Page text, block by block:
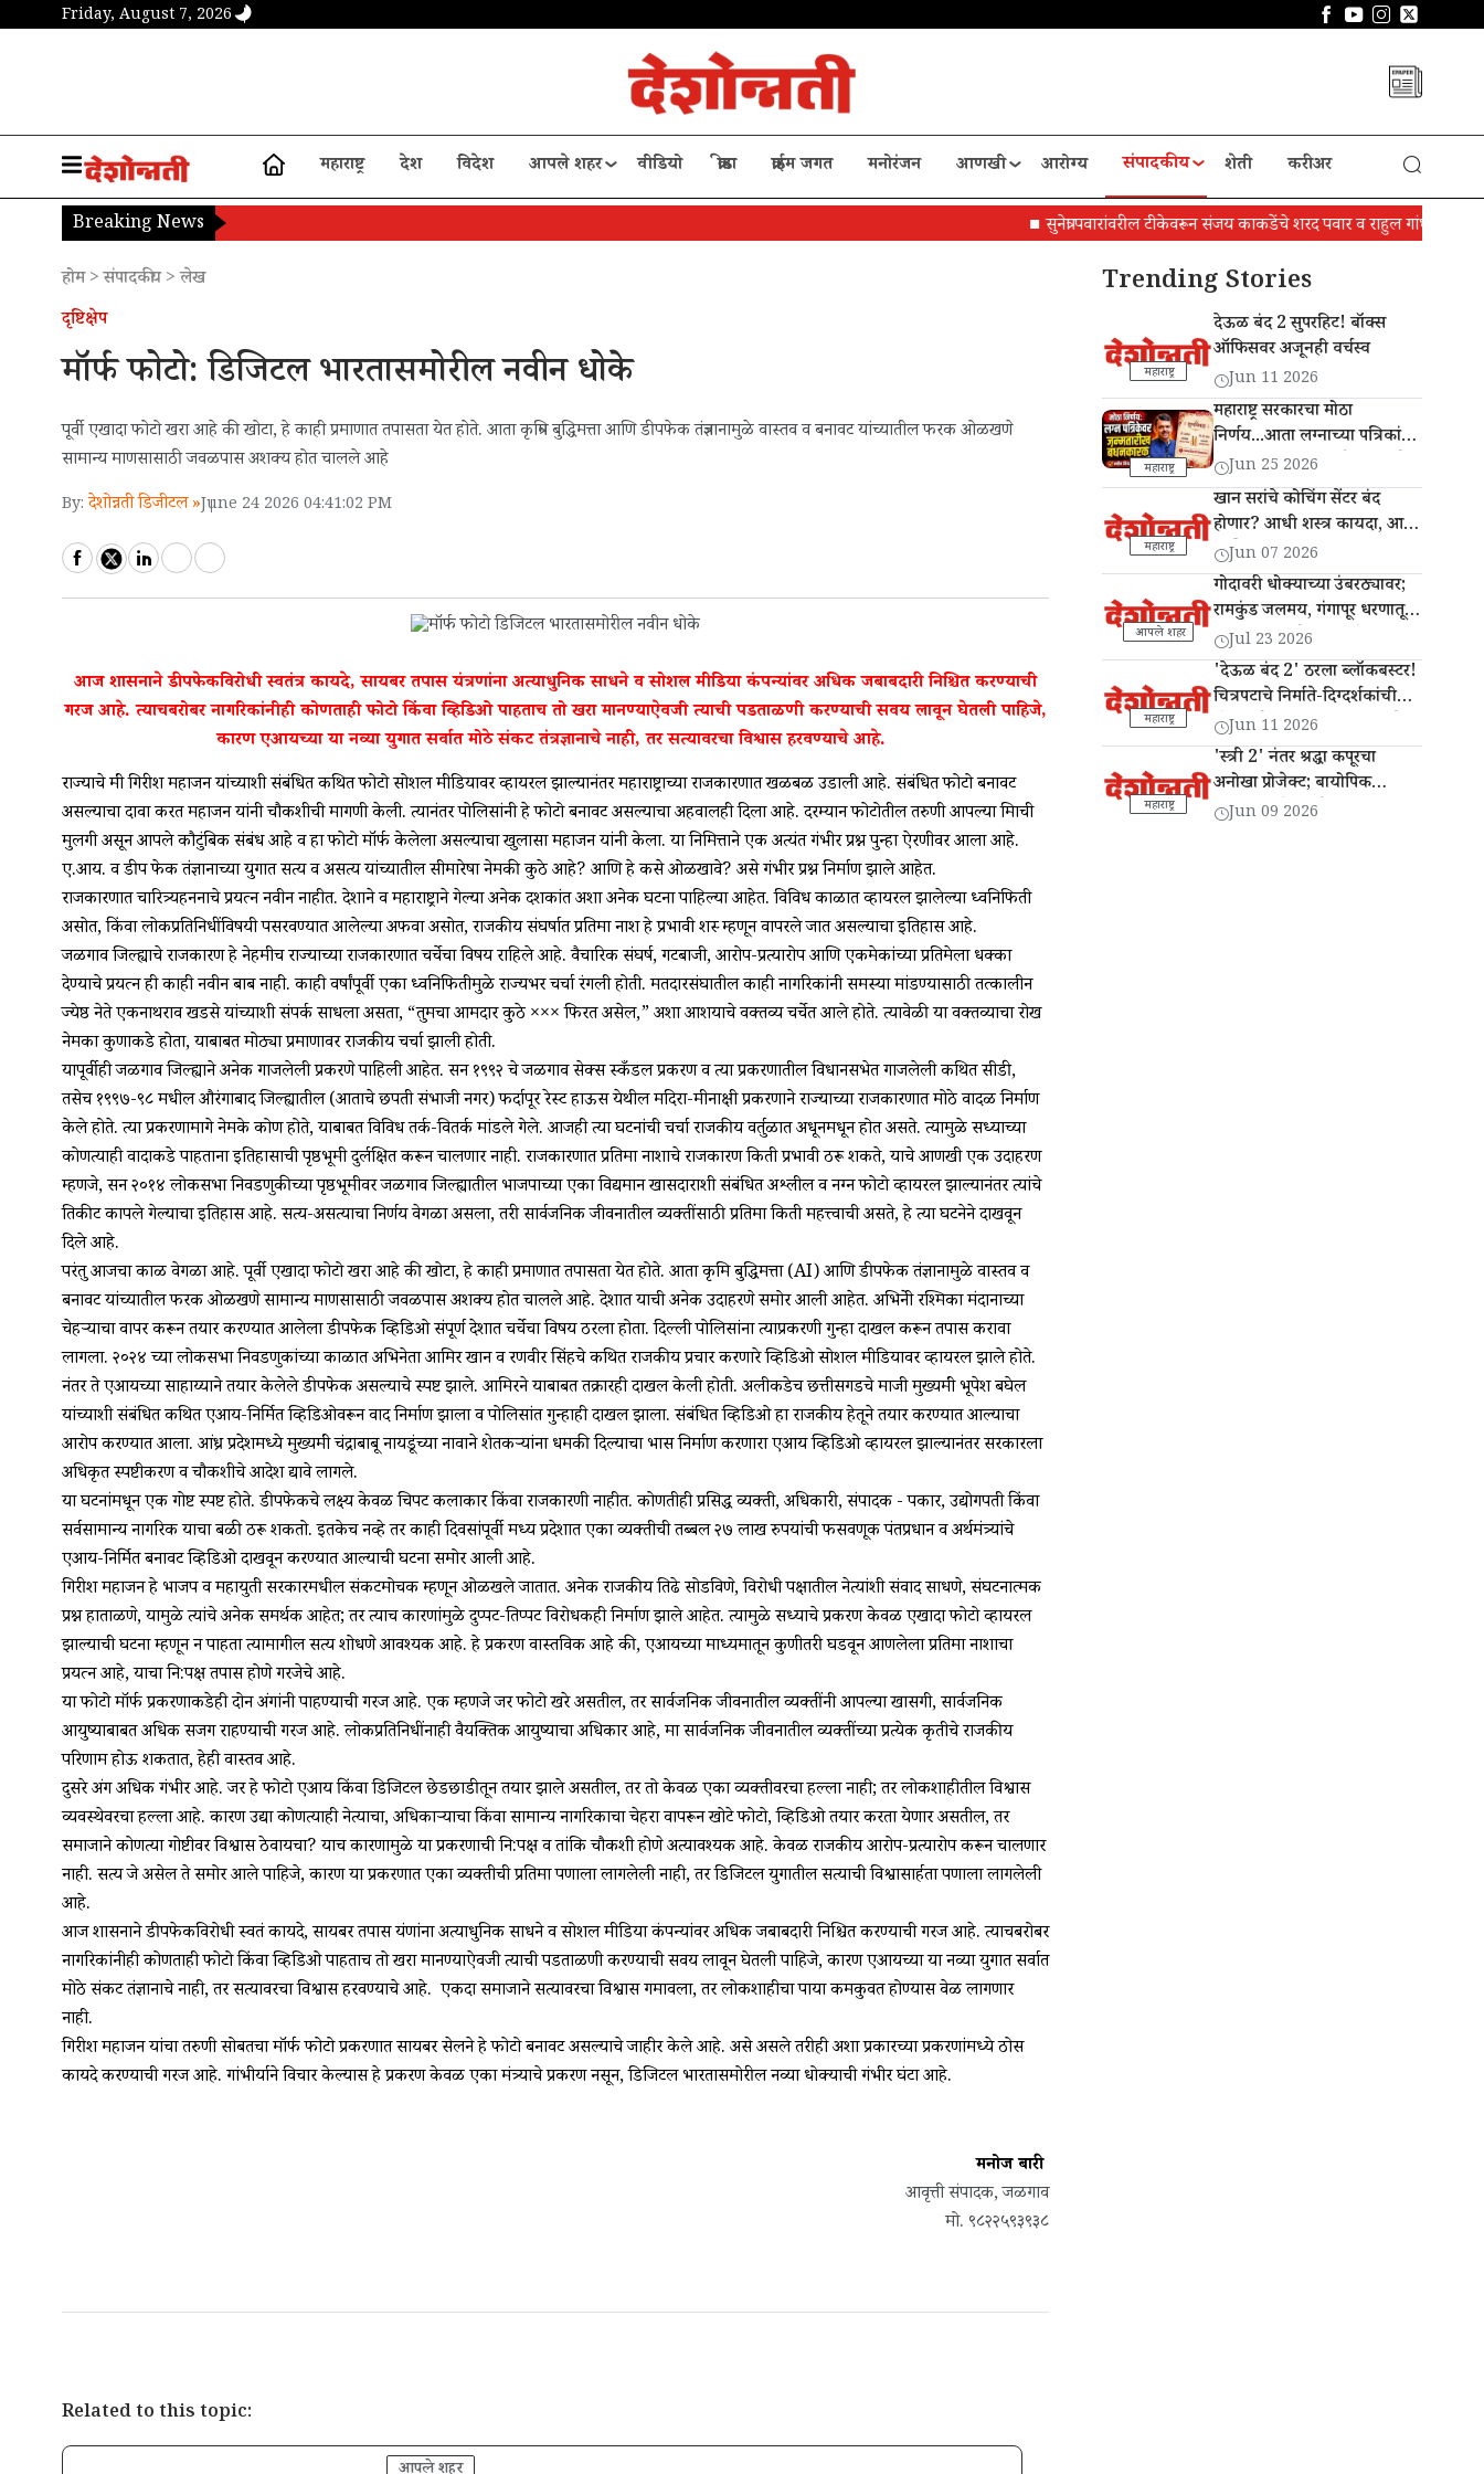
Friday, August 7, 2026
महाराष्ट्र देश विदेश आपले शहर वीडियो क्रीडा क्राईम जगत मनोरंजन आणखी आरोग्य संपादकीय शेती करीअर
Breaking News सुनेत्रा पवारांवरील टीकेवरून संजय काकडेंचे शरद पवार व राहुल गांधींना पत्र
होम>संपादकीय>लेख
दृष्टिक्षेप
मॉर्फ फोटो: डिजिटल भारतासमोरील नवीन धोके
पूर्वी एखादा फोटो खरा आहे की खोटा, हे काही प्रमाणात तपासता येत होते. आता कृत्रिम बुद्धिमत्ता आणि डीपफेक तंत्रज्ञानामुळे वास्तव व बनावट यांच्यातील फरक ओळखणे
सामान्य माणसासाठी जवळपास अशक्य होत चालले आहे
By: देशोन्नती डिजीटल »June 24 2026 04:41:02 PM
आज शासनाने डीपफेकविरोधी स्वतंत्र कायदे, सायबर तपास यंत्रणांना अत्याधुनिक साधने व सोशल मीडिया कंपन्यांवर अधिक जबाबदारी निश्चित करण्याची
गरज आहे. त्याचबरोबर नागरिकांनीही कोणताही फोटो किंवा व्हिडिओ पाहताच तो खरा मानण्याऐवजी त्याची पडताळणी करण्याची सवय लावून घेतली पाहिजे,
कारण एआयच्या या नव्या युगात सर्वात मोठे संकट तंत्रज्ञानाचे नाही, तर सत्यावरचा विश्वास हरवण्याचे आहे.
राज्याचे मंत्री गिरीश महाजन यांच्याशी संबंधित कथित फोटो सोशल मीडियावर व्हायरल झाल्यानंतर महाराष्ट्राच्या राजकारणात खळबळ उडाली आहे. संबंधित फोटो बनावट
असल्याचा दावा करत महाजन यांनी चौकशीची मागणी केली. त्यानंतर पोलिसांनी हे फोटो बनावट असल्याचा अहवालही दिला आहे. दरम्यान फोटोतील तरुणी आपल्या मित्राची
मुलगी असून आपले कौटुंबिक संबंध आहे व हा फोटो मॉर्फ केलेला असल्याचा खुलासा महाजन यांनी केला. या निमित्ताने एक अत्यंत गंभीर प्रश्न पुन्हा ऐरणीवर आला आहे.
ए.आय. व डीप फेक तंत्रज्ञानाच्या युगात सत्य व असत्य यांच्यातील सीमारेषा नेमकी कुठे आहे? आणि हे कसे ओळखावे? असे गंभीर प्रश्न निर्माण झाले आहेत.
राजकारणात चारित्र्यहननाचे प्रयत्न नवीन नाहीत. देशाने व महाराष्ट्राने गेल्या अनेक दशकांत अशा अनेक घटना पाहिल्या आहेत. विविध काळात व्हायरल झालेल्या ध्वनिफिती
असोत, किंवा लोकप्रतिनिधींविषयी पसरवण्यात आलेल्या अफवा असोत, राजकीय संघर्षात प्रतिमा नाश हे प्रभावी शस्त्र म्हणून वापरले जात असल्याचा इतिहास आहे.
जळगाव जिल्ह्याचे राजकारण हे नेहमीच राज्याच्या राजकारणात चर्चेचा विषय राहिले आहे. वैचारिक संघर्ष, गटबाजी, आरोप-प्रत्यारोप आणि एकमेकांच्या प्रतिमेला धक्का
देण्याचे प्रयत्न ही काही नवीन बाब नाही. काही वर्षांपूर्वी एका ध्वनिफितीमुळे राज्यभर चर्चा रंगली होती. मतदारसंघातील काही नागरिकांनी समस्या मांडण्यासाठी तत्कालीन
ज्येष्ठ नेते एकनाथराव खडसे यांच्याशी संपर्क साधला असता, “तुमचा आमदार कुठे ××× फिरत असेल,” अशा आशयाचे वक्तव्य चर्चेत आले होते. त्यावेळी या वक्तव्याचा रोख
नेमका कुणाकडे होता, याबाबत मोठ्या प्रमाणावर राजकीय चर्चा झाली होती.
यापूर्वीही जळगाव जिल्ह्याने अनेक गाजलेली प्रकरणे पाहिली आहेत. सन १९९२ चे जळगाव सेक्स स्कँडल प्रकरण व त्या प्रकरणातील विधानसभेत गाजलेली कथित सीडी,
तसेच १९९७-९८ मधील औरंगाबाद जिल्ह्यातील (आताचे छत्रपती संभाजी नगर) फर्दापूर रेस्ट हाऊस येथील मदिरा-मीनाक्षी प्रकरणाने राज्याच्या राजकारणात मोठे वादळ निर्माण
केले होते. त्या प्रकरणामागे नेमके कोण होते, याबाबत विविध तर्क-वितर्क मांडले गेले. आजही त्या घटनांची चर्चा राजकीय वर्तुळात अधूनमधून होत असते. त्यामुळे सध्याच्या
कोणत्याही वादाकडे पाहताना इतिहासाची पृष्ठभूमी दुर्लक्षित करून चालणार नाही. राजकारणात प्रतिमा नाशाचे राजकारण किती प्रभावी ठरू शकते, याचे आणखी एक उदाहरण
म्हणजे, सन २०१४ लोकसभा निवडणुकीच्या पृष्ठभूमीवर जळगाव जिल्ह्यातील भाजपाच्या एका विद्यमान खासदाराशी संबंधित अश्लील व नग्न फोटो व्हायरल झाल्यानंतर त्यांचे
तिकीट कापले गेल्याचा इतिहास आहे. सत्य-असत्याचा निर्णय वेगळा असला, तरी सार्वजनिक जीवनातील व्यक्तींसाठी प्रतिमा किती महत्त्वाची असते, हे त्या घटनेने दाखवून
दिले आहे.
परंतु आजचा काळ वेगळा आहे. पूर्वी एखादा फोटो खरा आहे की खोटा, हे काही प्रमाणात तपासता येत होते. आता कृत्रिम बुद्धिमत्ता (AI) आणि डीपफेक तंत्रज्ञानामुळे वास्तव व
बनावट यांच्यातील फरक ओळखणे सामान्य माणसासाठी जवळपास अशक्य होत चालले आहे. देशात याची अनेक उदाहरणे समोर आली आहेत. अभिनेत्री रश्मिका मंदानाच्या
चेहऱ्याचा वापर करून तयार करण्यात आलेला डीपफेक व्हिडिओ संपूर्ण देशात चर्चेचा विषय ठरला होता. दिल्ली पोलिसांना त्याप्रकरणी गुन्हा दाखल करून तपास करावा
लागला. २०२४ च्या लोकसभा निवडणुकांच्या काळात अभिनेता आमिर खान व रणवीर सिंहचे कथित राजकीय प्रचार करणारे व्हिडिओ सोशल मीडियावर व्हायरल झाले होते.
नंतर ते एआयच्या साहाय्याने तयार केलेले डीपफेक असल्याचे स्पष्ट झाले. आमिरने याबाबत तक्रारही दाखल केली होती. अलीकडेच छत्तीसगडचे माजी मुख्यमंत्री भूपेश बघेल
यांच्याशी संबंधित कथित एआय-निर्मित व्हिडिओवरून वाद निर्माण झाला व पोलिसांत गुन्हाही दाखल झाला. संबंधित व्हिडिओ हा राजकीय हेतूने तयार करण्यात आल्याचा
आरोप करण्यात आला. आंध्र प्रदेशमध्ये मुख्यमंत्री चंद्राबाबू नायडूंच्या नावाने शेतकऱ्यांना धमकी दिल्याचा भास निर्माण करणारा एआय व्हिडिओ व्हायरल झाल्यानंतर सरकारला
अधिकृत स्पष्टीकरण व चौकशीचे आदेश द्यावे लागले.
या घटनांमधून एक गोष्ट स्पष्ट होते. डीपफेकचे लक्ष्य केवळ चित्रपट कलाकार किंवा राजकारणी नाहीत. कोणतीही प्रसिद्ध व्यक्ती, अधिकारी, संपादक - पत्रकार, उद्योगपती किंवा
सर्वसामान्य नागरिक याचा बळी ठरू शकतो. इतकेच नव्हे तर काही दिवसांपूर्वी मध्य प्रदेशात एका व्यक्तीची तब्बल २७ लाख रुपयांची फसवणूक पंतप्रधान व अर्थमंत्र्यांचे
एआय-निर्मित बनावट व्हिडिओ दाखवून करण्यात आल्याची घटना समोर आली आहे.
गिरीश महाजन हे भाजप व महायुती सरकारमधील संकटमोचक म्हणून ओळखले जातात. अनेक राजकीय तिढे सोडविणे, विरोधी पक्षातील नेत्यांशी संवाद साधणे, संघटनात्मक
प्रश्न हाताळणे, यामुळे त्यांचे अनेक समर्थक आहेत; तर त्याच कारणांमुळे दुप्पट-तिप्पट विरोधकही निर्माण झाले आहेत. त्यामुळे सध्याचे प्रकरण केवळ एखादा फोटो व्हायरल
झाल्याची घटना म्हणून न पाहता त्यामागील सत्य शोधणे आवश्यक आहे. हे प्रकरण वास्तविक आहे की, एआयच्या माध्यमातून कुणीतरी घडवून आणलेला प्रतिमा नाशाचा
प्रयत्न आहे, याचा नि:पक्ष तपास होणे गरजेचे आहे.
या फोटो मॉर्फ प्रकरणाकडेही दोन अंगांनी पाहण्याची गरज आहे. एक म्हणजे जर फोटो खरे असतील, तर सार्वजनिक जीवनातील व्यक्तींनी आपल्या खासगी, सार्वजनिक
आयुष्याबाबत अधिक सजग राहण्याची गरज आहे. लोकप्रतिनिधींनाही वैयक्तिक आयुष्याचा अधिकार आहे, मात्र सार्वजनिक जीवनातील व्यक्तींच्या प्रत्येक कृतीचे राजकीय
परिणाम होऊ शकतात, हेही वास्तव आहे.
दुसरे अंग अधिक गंभीर आहे. जर हे फोटो एआय किंवा डिजिटल छेडछाडीतून तयार झाले असतील, तर तो केवळ एका व्यक्तीवरचा हल्ला नाही; तर लोकशाहीतील विश्वास
व्यवस्थेवरचा हल्ला आहे. कारण उद्या कोणत्याही नेत्याचा, अधिकाऱ्याचा किंवा सामान्य नागरिकाचा चेहरा वापरून खोटे फोटो, व्हिडिओ तयार करता येणार असतील, तर
समाजाने कोणत्या गोष्टीवर विश्वास ठेवायचा? याच कारणामुळे या प्रकरणाची नि:पक्ष व तांत्रिक चौकशी होणे अत्यावश्यक आहे. केवळ राजकीय आरोप-प्रत्यारोप करून चालणार
नाही. सत्य जे असेल ते समोर आले पाहिजे, कारण या प्रकरणात एका व्यक्तीची प्रतिमा पणाला लागलेली नाही, तर डिजिटल युगातील सत्याची विश्वासार्हता पणाला लागलेली
आहे.
आज शासनाने डीपफेकविरोधी स्वतंत्र कायदे, सायबर तपास यंत्रणांना अत्याधुनिक साधने व सोशल मीडिया कंपन्यांवर अधिक जबाबदारी निश्चित करण्याची गरज आहे. त्याचबरोबर
नागरिकांनीही कोणताही फोटो किंवा व्हिडिओ पाहताच तो खरा मानण्याऐवजी त्याची पडताळणी करण्याची सवय लावून घेतली पाहिजे, कारण एआयच्या या नव्या युगात सर्वात
मोठे संकट तंत्रज्ञानाचे नाही, तर सत्यावरचा विश्वास हरवण्याचे आहे. एकदा समाजाने सत्यावरचा विश्वास गमावला, तर लोकशाहीचा पाया कमकुवत होण्यास वेळ लागणार
नाही.
गिरीश महाजन यांचा तरुणी सोबतचा मॉर्फ फोटो प्रकरणात सायबर सेलने हे फोटो बनावट असल्याचे जाहीर केले आहे. असे असले तरीही अशा प्रकारच्या प्रकरणांमध्ये ठोस
कायदे करण्याची गरज आहे. गांभीर्याने विचार केल्यास हे प्रकरण केवळ एका मंत्र्याचे प्रकरण नसून, डिजिटल भारतासमोरील नव्या धोक्याची गंभीर घंटा आहे.
मनोज बारी
आवृत्ती संपादक, जळगाव
मो. ९८२२५९३९३८
Related to this topic:
Trending Stories
महाराष्ट्र
देऊळ बंद 2 सुपरहिट! बॉक्स
ऑफिसवर अजूनही वर्चस्व
Jun 11 2026
महाराष्ट्र
महाराष्ट्र सरकारचा मोठा
निर्णय...आता लग्नाच्या पत्रिकांवर
वधू-वर यांची जन्मतारीख छापणे
बंधनकारक
Jun 25 2026
महाराष्ट्र
खान सरांचे कोचिंग सेंटर बंद
होणार? आधी शस्त्र कायदा, आता
कोचिंग इन्स्टिट्यूट अडचणीत?
Jun 07 2026
आपले शहर
गोदावरी धोक्याच्या उंबरठ्यावर;
रामकुंड जलमय, गंगापूर धरणातून
13 हजार क्यूसेक विसर्ग
Jul 23 2026
महाराष्ट्र
'देऊळ बंद 2' ठरला ब्लॉकबस्टर!
चित्रपटाचे निर्माते-दिग्दर्शकांची
'दैनिक देशोन्नती'ला सदिच्छा भेट
Jun 11 2026
महाराष्ट्र
'स्त्री 2' नंतर श्रद्धा कपूरचा
अनोखा प्रोजेक्ट; बायोपिक
'इथा' प्रदर्शनासाठी सज्ज
Jun 09 2026